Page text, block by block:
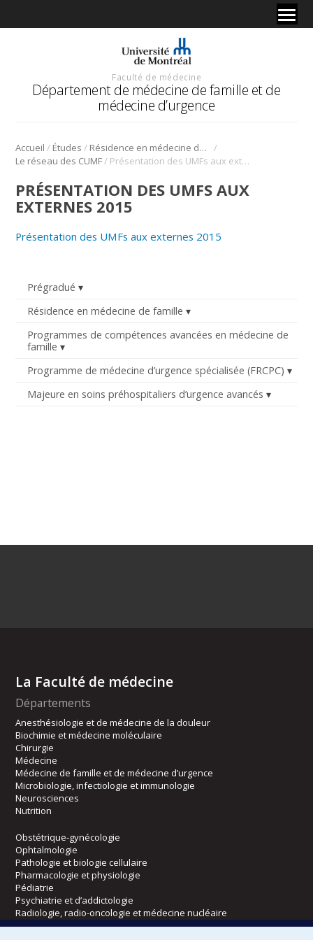
Faculté de médecine
Département de médecine de famille et de
médecine d’urgence
Accueil / Études / Résidence en médecine de famille
/
Le réseau des CUMF/ Présentation des UMFs aux externes 2015
Prégradué
Résidence en médecine de famille
Programmes de compétences avancées en médecine de
famille
Programme de médecine d’urgence spécialisée (FRCPC)
Majeure en soins préhospitaliers d’urgence avancés
PRÉSENTATION DES UMFS AUX
EXTERNES 2015
Présentation des UMFs aux externes 2015
La Faculté de médecine
Départements
Anesthésiologie et de médecine de la douleur
Biochimie et médecine moléculaire
Chirurgie
Médecine
Médecine de famille et de médecine d’urgence
Microbiologie, infectiologie et immunologie
Neurosciences
Nutrition
Obstétrique-gynécologie
Ophtalmologie
Pathologie et biologie cellulaire
Pharmacologie et physiologie
Pédiatrie
Psychiatrie et d’addictologie
Radiologie, radio-oncologie et médecine nucléaire